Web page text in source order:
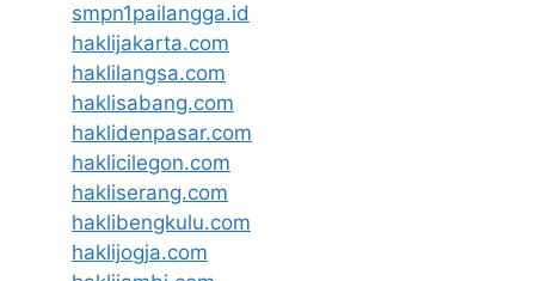
smpn1pailangga.id
haklijakarta.com
haklilangsa.com
haklisabang.com
haklidenpasar.com
haklicilegon.com
hakliserang.com
haklibengkulu.com
haklijogja.com